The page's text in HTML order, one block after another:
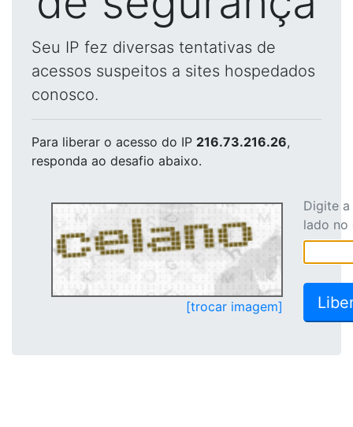
Seu IP fez diversas tentativas de
acessos suspeitos a sites hospedados
conosco.
Para liberar o acesso do IP 216.73.216.26,
responda ao desafio abaixo.
[trocar imagem]
Digite
lado no